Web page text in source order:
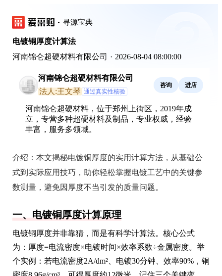
寻源宝典
电镀铜厚度计算法
河南锦仑超硬材料有限公司 · 2026-08-04 08:00:00
河南锦仑超硬材料有限公司
法人:王文琴 通过真实性核验
咨询 进店
河南锦仑超硬材料，位于郑州上街区，2019年成
立，专营多种超硬材料及制品，专业权威，经验
丰富，服务多领域。
介绍： 本文揭秘电镀铜厚度的实用计算方法，从基础公
式到实际应用技巧，助你轻松掌握电镀工艺中的关键参
数测量，避免因厚度不当引发的质量问题。
一、电镀铜厚度计算原理
电镀铜厚度并非靠猜，而是有科学计算法。核心公式
为：厚度=电流密度×电镀时间×效率系数÷金属密度。举
个实例：若电流密度2A/dm²、电镀30分钟、效率90%，铜